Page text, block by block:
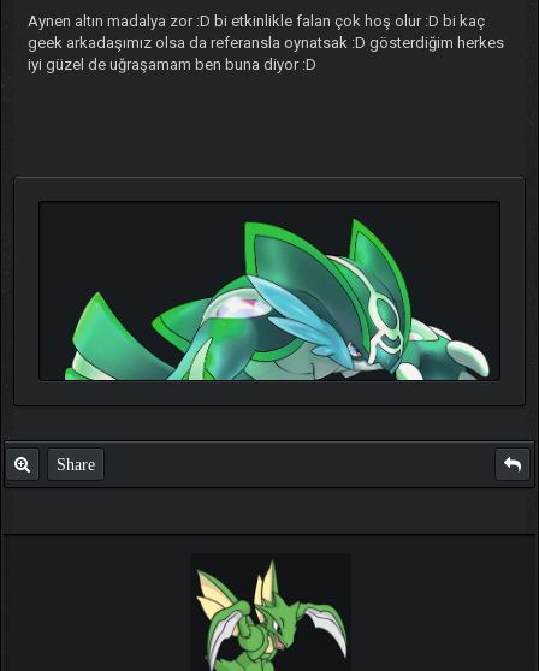
Aynen altın madalya zor :D bi etkinlikle falan çok hoş olur :D bi kaç
geek arkadaşımız olsa da referansla oynatsak :D gösterdiğim herkes
iyi güzel de uğraşamam ben buna diyor :D
Benim ve diğer eğitmenlerin taktikleri için
Share